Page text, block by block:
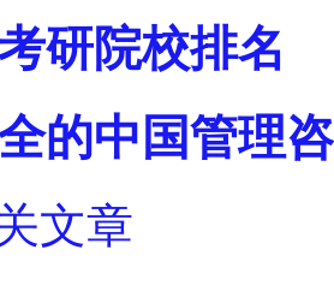
研院校排名
的中国管理
文章